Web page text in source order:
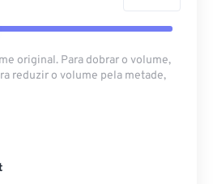
original. Para dobrar o volume,
reduzir o volume pela metade,